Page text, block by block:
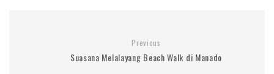
Previous
Suasana Melalayang Beach Walk di Manado